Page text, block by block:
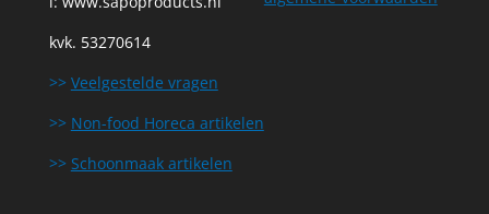
kvk. 53270614
>> Veelgestelde vragen
>> Non-food Horeca artikelen
>> Schoonmaak artikelen